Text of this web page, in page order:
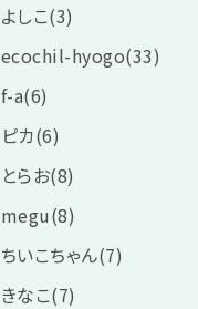
よしこ(3)
ecochil-hyogo(33)
f-a(6)
ピカ(6)
とらお(8)
megu(8)
ちいこちゃん(7)
きなこ(7)